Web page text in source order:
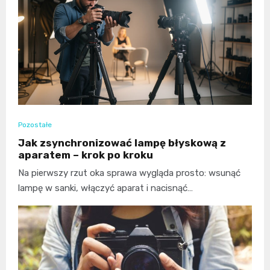
Pozostałe
Jak zsynchronizować lampę błyskową z
aparatem – krok po kroku
Na pierwszy rzut oka sprawa wygląda prosto: wsunąć
lampę w sanki, włączyć aparat i nacisnąć…